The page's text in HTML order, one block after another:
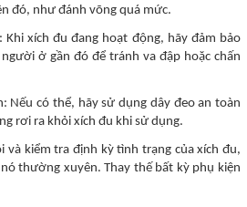
đó, như đánh võng quá mức.
Khi xích đu đang hoạt động, hãy đảm bảo
ở gần đó để tránh va đập hoặc chấn
Nếu có thể, hãy sử dụng dây đeo an toàn
rơi ra khỏi xích đu khi sử dụng.
và kiểm tra định kỳ tình trạng của xích đu,
thường xuyên. Thay thế bất kỳ phụ kiện